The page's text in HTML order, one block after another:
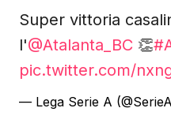
Super vittoria
l'@Atalanta_BC 👏
pic.twitter.com/
— Lega Serie A